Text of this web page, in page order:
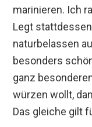
marinieren. Ich
Legt
naturbelassen
besonders
ganz
würzen wollt,
Das gleiche gilt